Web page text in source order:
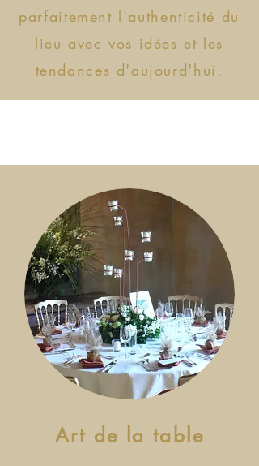
parfaitement l'authenticité du
lieu avec vos idées et les
tendances d'aujourd'hui.
Art de la table